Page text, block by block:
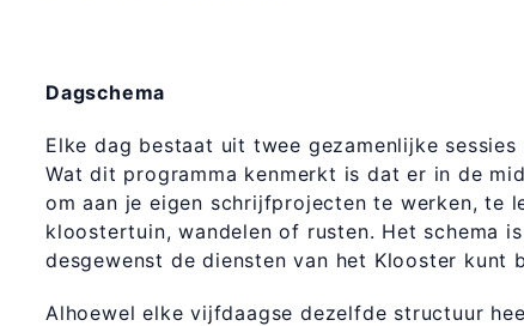
Dagschema
Elke dag bestaat uit twee gezamenlijke
Wat dit programma kenmerkt is dat er in de
om aan je eigen schrijfprojecten te werken, te
kloostertuin, wandelen of rusten. Het schema
desgewenst de diensten van het Klooster kunt
Alhoewel elke vijfdaagse dezelfde structuur